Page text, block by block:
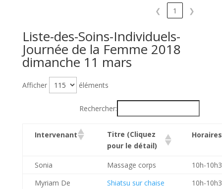
❮ 1 ❯
Liste-des-Soins-Individuels-
Journée de la Femme 2018
dimanche 11 mars
Afficher éléments
Rechercher:
Intervenant
Titre (Cliquez
pour le détail)
Horaires
Sonia Massage corps
10h-
Myriam De
Shiatsu sur chaise 10h-